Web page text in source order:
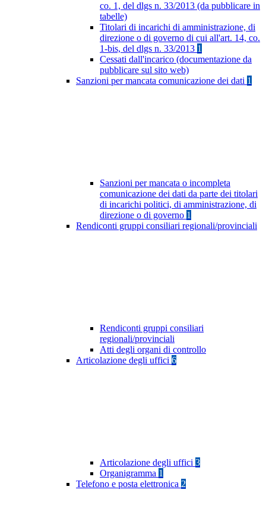
co. 1, del dlgs n. 33/2013 (da pubblicare in
tabelle)
Titolari di incarichi di amministrazione, di
direzione o di governo di cui all'art. 14, co.
1-bis, del dlgs n. 33/2013 1
Cessati dall'incarico (documentazione da
pubblicare sul sito web)
Sanzioni per mancata comunicazione dei dati 1
Sanzioni per mancata o incompleta
comunicazione dei dati da parte dei titolari
di incarichi politici, di amministrazione, di
direzione o di governo 1
Rendiconti gruppi consiliari regionali/provinciali
Rendiconti gruppi consiliari
regionali/provinciali
Atti degli organi di controllo
Articolazione degli uffici 6
Articolazione degli uffici 3
Organigramma 1
Telefono e posta elettronica 2